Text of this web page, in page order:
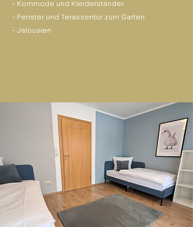
- Kommode und Kleiderständer
- Fenster und Terassentür zum Garten
- Jalousien